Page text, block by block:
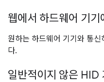
웹에서 하드웨어 기기
원하는 하드웨어 기기와 통
다.
일반적이지 않은 HID